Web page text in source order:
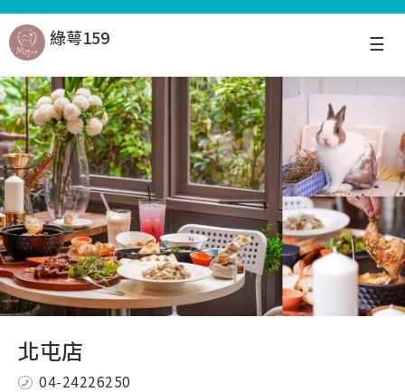
綠萼159 ☰
北屯店
04-24226250